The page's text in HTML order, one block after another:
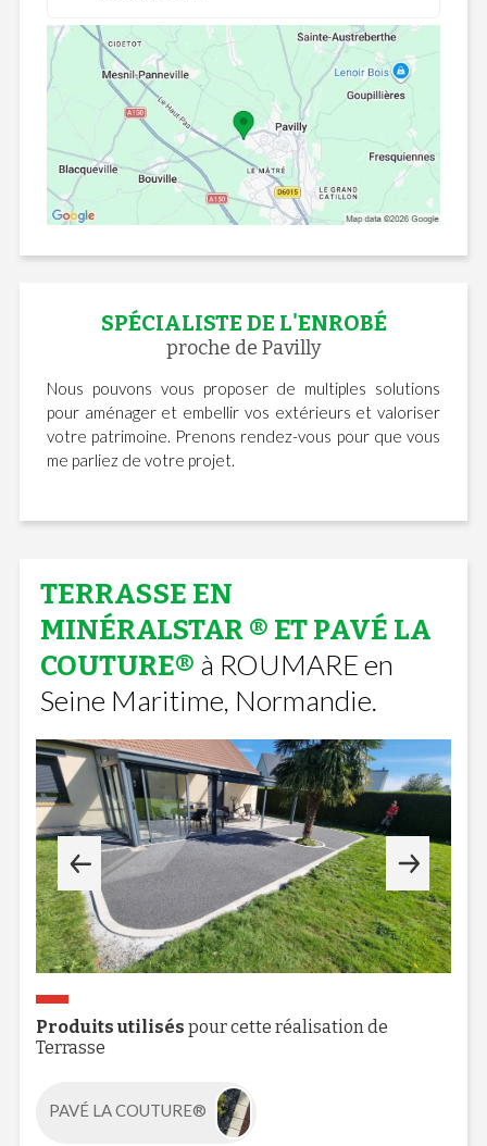
SPÉCIALISTE DE L'ENROBÉ
proche de Pavilly
Nous pouvons vous proposer de multiples solutions
pour aménager et embellir vos extérieurs et valoriser
votre patrimoine. Prenons rendez-vous pour que vous
me parliez de votre projet.
TERRASSE EN
MINÉRALSTAR ® ET PAVÉ LA
COUTURE® à ROUMARE en
Seine Maritime, Normandie.
Produits utilisés pour cette réalisation de
Terrasse
PAVÉ LA COUTURE®